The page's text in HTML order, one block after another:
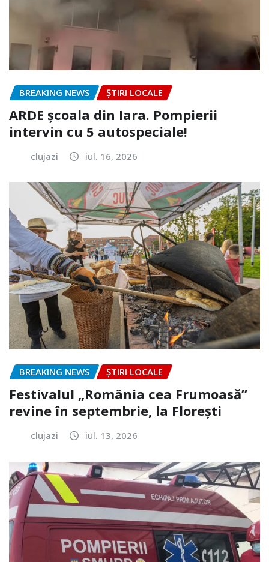
BREAKING NEWS ȘTIRI LOCALE
ARDE școala din Iara. Pompierii
intervin cu 5 autospeciale!
clujazi iul. 16, 2026
BREAKING NEWS ȘTIRI LOCALE
Festivalul „România cea Frumoasă”
revine în septembrie, la Florești
clujazi iul. 13, 2026